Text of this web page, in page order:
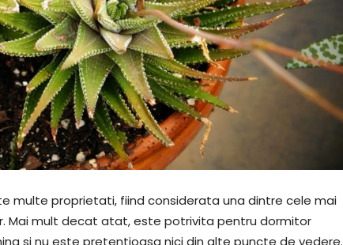
multe proprietati, fiind considerata una dintre cele mai
Mai mult decat atat, este potrivita pentru dormitor
si nu este pretentioasa nici din alte puncte de vedere.